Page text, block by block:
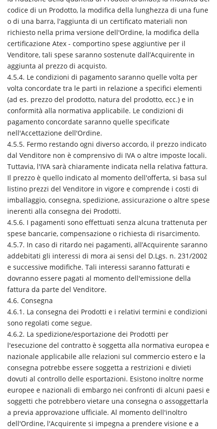
codice di un Prodotto, la modifica della lunghezza di una fune
o di una barra, l'aggiunta di un certificato materiali non
richiesto nella prima versione dell'Ordine, la modifica della
certificazione Atex - comportino spese aggiuntive per il
Venditore, tali spese saranno sostenute dall’Acquirente in
aggiunta al prezzo di acquisto.
4.5.4. Le condizioni di pagamento saranno quelle volta per
volta concordate tra le parti in relazione a specifici elementi
(ad es. prezzo del prodotto, natura del prodotto, ecc.) e in
conformità alla normativa applicabile. Le condizioni di
pagamento concordate saranno quelle specificate
nell'Accettazione dell'Ordine.
4.5.5. Fermo restando ogni diverso accordo, il prezzo indicato
dal Venditore non è comprensivo di IVA o altre imposte locali.
Tuttavia, l'IVA sarà chiaramente indicata nella relativa fattura.
Il prezzo è quello indicato al momento dell'offerta, si basa sul
listino prezzi del Venditore in vigore e comprende i costi di
imballaggio, consegna, spedizione, assicurazione o altre spese
inerenti alla consegna dei Prodotti.
4.5.6. I pagamenti sono effettuati senza alcuna trattenuta per
spese bancarie, compensazione o richiesta di risarcimento.
4.5.7. In caso di ritardo nei pagamenti, all’Acquirente saranno
addebitati gli interessi di mora ai sensi del D.Lgs. n. 231/2002
e successive modifiche. Tali interessi saranno fatturati e
dovranno essere pagati al momento dell'emissione della
fattura da parte del Venditore.
4.6. Consegna
4.6.1. La consegna dei Prodotti e i relativi termini e condizioni
sono regolati come segue.
4.6.2. La spedizione/esportazione dei Prodotti per
l'esecuzione del contratto è soggetta alla normativa europea e
nazionale applicabile alle relazioni sul commercio estero e la
consegna potrebbe essere soggetta a restrizioni e divieti
dovuti al controllo delle esportazioni. Esistono inoltre norme
europee e nazionali di embargo nei confronti di alcuni paesi e
soggetti che potrebbero vietare una consegna o assoggettarla
a previa approvazione ufficiale. Al momento dell'inoltro
dell'Ordine, l'Acquirente si impegna a prendere visione e a